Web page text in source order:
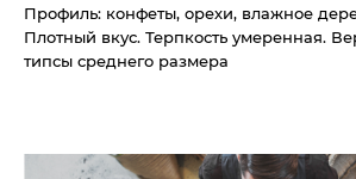
Профиль: конфеты, орехи, влажное
Плотный вкус. Терпкость умеренная.
типсы среднего размера